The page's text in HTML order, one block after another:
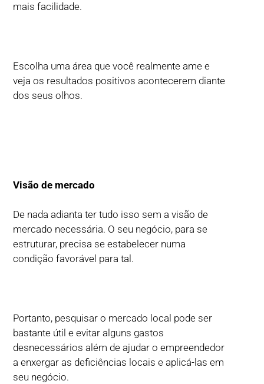
mais facilidade.
Escolha uma área que você realmente ame e
veja os resultados positivos acontecerem diante
dos seus olhos.
Visão de mercado
De nada adianta ter tudo isso sem a visão de
mercado necessária. O seu negócio, para se
estruturar, precisa se estabelecer numa
condição favorável para tal.
Portanto, pesquisar o mercado local pode ser
bastante útil e evitar alguns gastos
desnecessários além de ajudar o empreendedor
a enxergar as deficiências locais e aplicá-las em
seu negócio.